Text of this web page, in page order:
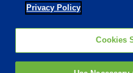
Privacy Policy
Cookies